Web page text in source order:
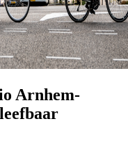
Arnhem-